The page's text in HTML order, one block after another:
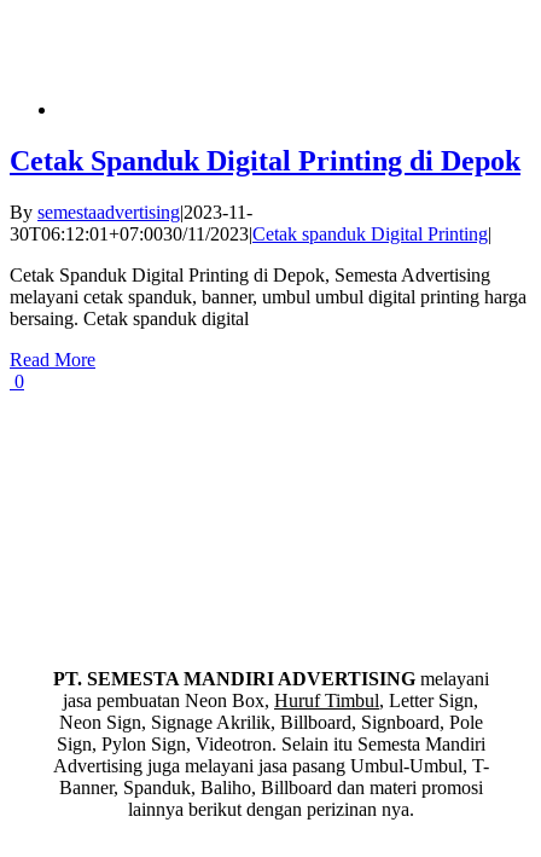
Cetak Spanduk Digital Printing di Depok
By semestaadvertising|2023-11-
30T06:12:01+07:0030/11/2023|Cetak spanduk Digital Printing|
Cetak Spanduk Digital Printing di Depok, Semesta Advertising
melayani cetak spanduk, banner, umbul umbul digital printing harga
bersaing. Cetak spanduk digital
Read More
0
PT. SEMESTA MANDIRI ADVERTISINGmelayani
jasa pembuatan Neon Box, Huruf Timbul, Letter Sign,
Neon Sign, Signage Akrilik, Billboard, Signboard, Pole
Sign, Pylon Sign, Videotron. Selain itu Semesta Mandiri
Advertising juga melayani jasa pasang Umbul-Umbul, T-
Banner, Spanduk, Baliho, Billboard dan materi promosi
lainnya berikut dengan perizinan nya.